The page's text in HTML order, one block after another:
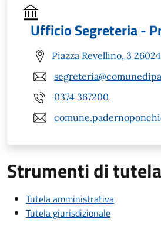
Ufficio Segreteria -
Piazza Revellino, 3
0374 367200
Strumenti di tutela
Tutela amministrativa
Tutela giurisdizionale